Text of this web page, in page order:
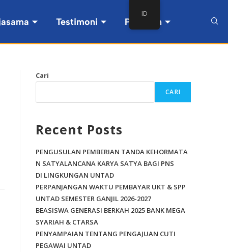
Testimoni Pintasan
Cari
CARI
Recent Posts
PENGUSULAN PEMBERIAN TANDA KEHORMATA
N SATYALANCANA KARYA SATYA BAGI PNS
DI LINGKUNGAN UNTAD
PERPANJANGAN WAKTU PEMBAYAR UKT & SPP
UNTAD SEMESTER GANJIL 2026-2027
BEASISWA GENERASI BERKAH 2025 BANK MEGA
SYARIAH & CTARSA
PENYAMPAIAN TENTANG PENGAJUAN CUTI
PEGAWAI UNTAD
ID